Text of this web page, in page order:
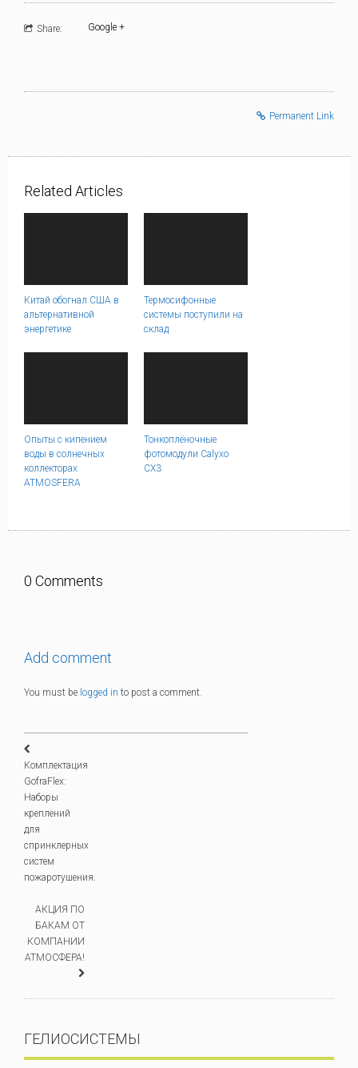
Share: Google +
Permanent Link
Related Articles
Китай обогнал США в
альтернативной
энергетике
Термосифонные
системы поступили на
склад
Опыты с кипением
воды в солнечных
коллекторах
ATMOSFERA
Тонкоплёночные
фотомодули Calyxo
CX3
0 Comments
Add comment
You must be logged in to post a comment.
Комплектация
GofraFlex:
Наборы
креплений
для
спринклерных
систем
пожаротушения.
АКЦИЯ ПО
БАКАМ ОТ
КОМПАНИИ
АТМОСФЕРА!
ГЕЛИОСИСТЕМЫ